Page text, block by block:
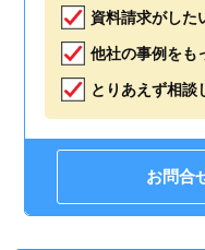
資料請求がした
他社の事例をも
とりあえず相談
お問合